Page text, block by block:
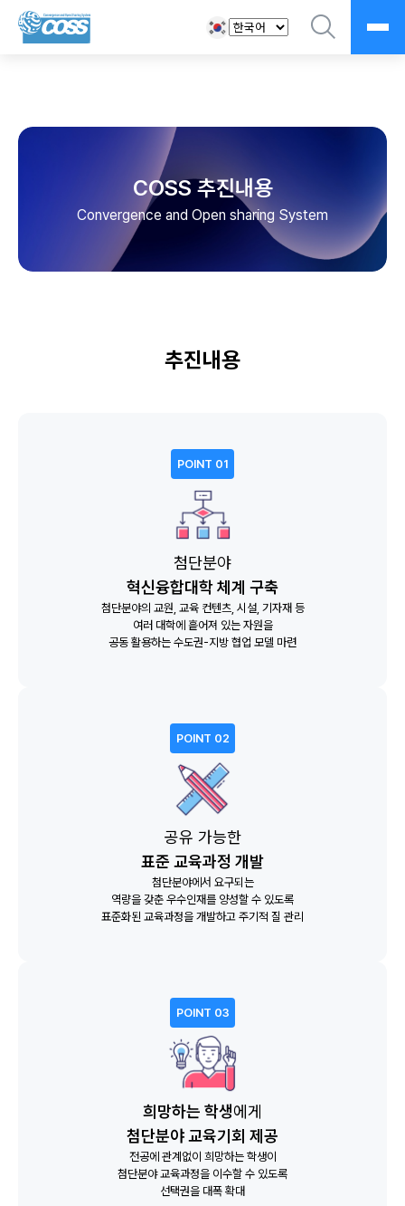
COSS 추진내용
Convergence and Open sharing System
추진내용
POINT 01
첨단분야
혁신융합대학 체계 구축
첨단분야의 교원, 교육 컨텐츠, 시설, 기자재 등
여러 대학에 흩어져 있는 자원을
공동 활용하는 수도권-지방 협업 모델 마련
POINT 02
공유 가능한
표준 교육과정 개발
첨단분야에서 요구되는
역량을 갖춘 우수인재를 양성할 수 있도록
표준화된 교육과정을 개발하고 주기적 질 관리
POINT 03
희망하는 학생에게
첨단분야 교육기회 제공
전공에 관계없이 희망하는 학생이
첨단분야 교육과정을 이수할 수 있도록
선택권을 대폭 확대